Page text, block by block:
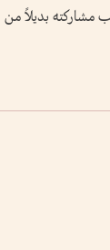
عقب مشاركته بديلاً من